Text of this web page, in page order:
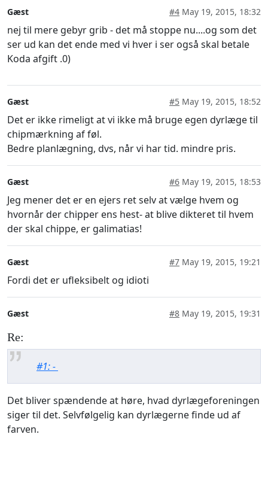
Gæst #4 May 19, 2015, 18:32
nej til mere gebyr grib - det må stoppe nu....og som det
ser ud kan det ende med vi hver i ser også skal betale
Koda afgift .0)
Gæst #5 May 19, 2015, 18:52
Det er ikke rimeligt at vi ikke må bruge egen dyrlæge til
chipmærkning af føl.
Bedre planlægning, dvs, når vi har tid. mindre pris.
Gæst #6 May 19, 2015, 18:53
Jeg mener det er en ejers ret selv at vælge hvem og
hvornår der chipper ens hest- at blive dikteret til hvem
der skal chippe, er galimatias!
Gæst #7 May 19, 2015, 19:21
Fordi det er ufleksibelt og idioti
Gæst #8 May 19, 2015, 19:31
Re:
#1: -
Det bliver spændende at høre, hvad dyrlægeforeningen
siger til det. Selvfølgelig kan dyrlægerne finde ud af
farven.